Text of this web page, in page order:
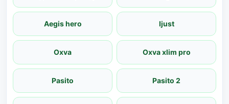
Aegis hero Ijust
Oxva Oxva xlim pro
Pasito Pasito 2